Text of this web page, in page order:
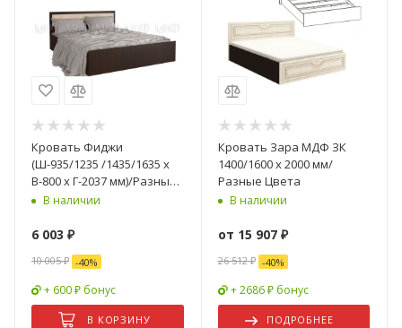
Кровать Фиджи
(Ш-935/1235 /1435/1635 х
В-800 х Г-2037 мм)/Разные
Размеры и Цвета
В наличии
6 003 ₽
10 005₽ -40%
+ 600 ₽ бонус
В КОРЗИНУ
Кровать Зара МДФ ЗК
1400/1600 x 2000 мм/
Разные Цвета
В наличии
от 15 907 ₽
26 512 ₽ -40%
+ 2686 ₽ бонус
ПОДРОБНЕЕ